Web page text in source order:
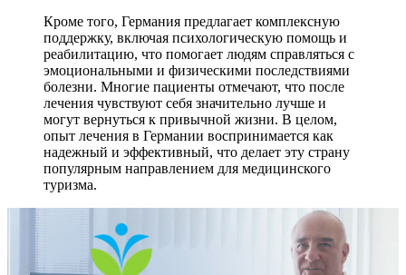
Кроме того, Германия предлагает комплексную
поддержку, включая психологическую помощь и
реабилитацию, что помогает людям справляться с
эмоциональными и физическими последствиями
болезни. Многие пациенты отмечают, что после
лечения чувствуют себя значительно лучше и
могут вернуться к привычной жизни. В целом,
опыт лечения в Германии воспринимается как
надежный и эффективный, что делает эту страну
популярным направлением для медицинского
туризма.